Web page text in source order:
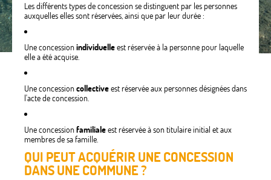
Les différents types de concession se distinguent par les personnes
auxquelles elles sont réservées, ainsi que par leur durée :
Une concessionindividuelleest réservée à la personne pour laquelle
elle a été acquise.
Une concessioncollectiveest réservée aux personnes désignées dans
l'acte de concession.
Une concessionfamilialeest réservée à son titulaire initial et aux
membres de sa famille.
QUI PEUT ACQUÉRIR UNE CONCESSION
DANS UNE COMMUNE ?